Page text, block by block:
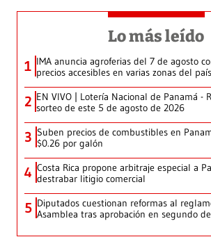
Lo más leído
1 IMA anuncia agroferias del 7 de agosto
precios accesibles en varias zonas del país
2 EN VIVO | Lotería Nacional de Panamá -
sorteo de este 5 de agosto de 2026
3 Suben precios de combustibles en
$0.26 por galón
4 Costa Rica propone arbitraje especial a
destrabar litigio comercial
5 Diputados cuestionan reformas al
Asamblea tras aprobación en segundo